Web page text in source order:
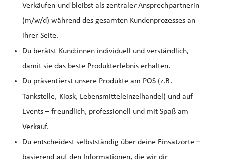
Verkäufen und bleibst als zentralerAnsprechpartnerin
(m/w/d) während des gesamten Kundenprozesses an
ihrer Seite.
Du berätst Kund:innen individuell und verständlich,
damit sie das beste Produkterlebnis erhalten.
Du präsentierst unsere Produkte am POS (z.B.
Tankstelle, Kiosk, Lebensmitteleinzelhandel) und auf
Events – freundlich, professionell und mit Spaß am
Verkauf.
Du entscheidest selbstständig über deine Einsatzorte –
basierend auf den Informationen, die wir dir